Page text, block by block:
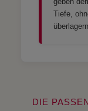
Tiefe,
überlagern.
DIE